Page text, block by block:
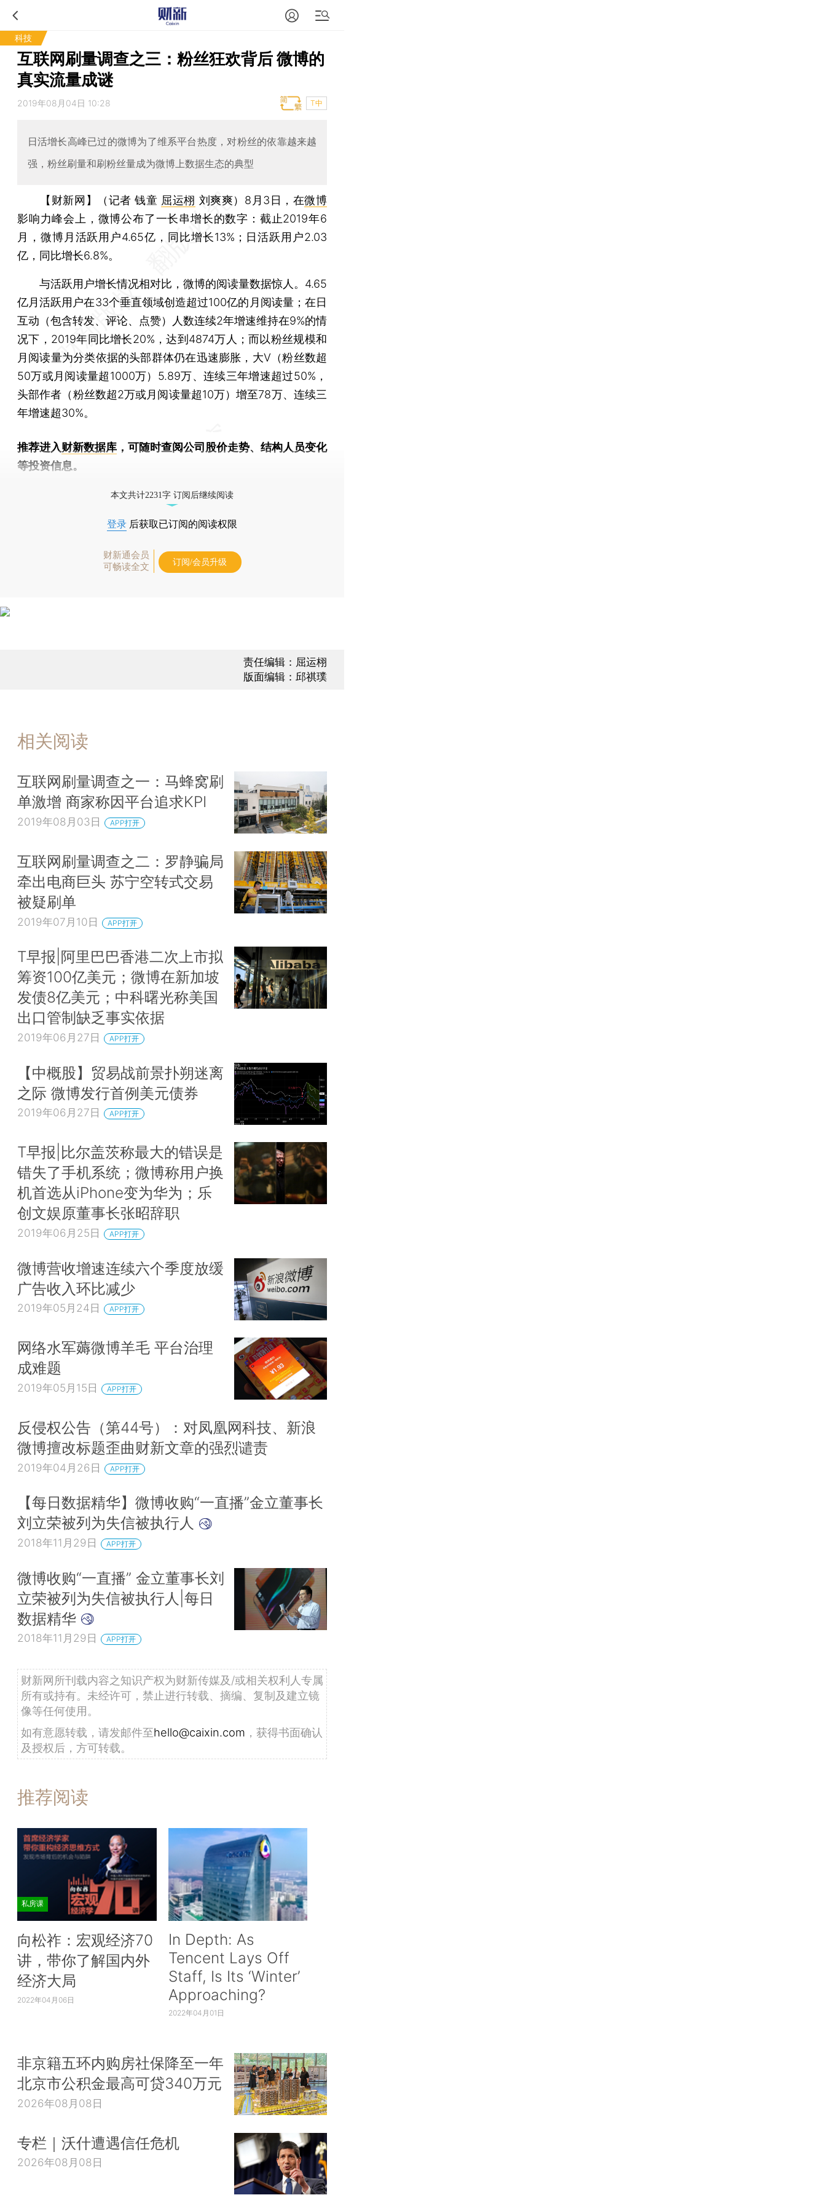
科技
互联网刷量调查之三：粉丝狂欢背后 微博的
真实流量成谜
2019年08月04日 10:28 T中
日活增长高峰已过的微博为了维系平台热度，对粉丝的依靠越来越
强，粉丝刷量和刷粉丝量成为微博上数据生态的典型
【财新网】（记者 钱童 屈运栩 刘爽爽） 8月3日，在微博
影响力峰会上，微博公布了一长串增长的数字：截止2019年6
月，微博月活跃用户4.65亿，同比增长13%；日活跃用户2.03
亿，同比增长6.8%。
与活跃用户增长情况相对比，微博的阅读量数据惊人。4.65
亿月活跃用户在33个垂直领域创造超过100亿的月阅读量；在日
互动（包含转发、评论、点赞）人数连续2年增速维持在9%的情
况下，2019年同比增长20%，达到4874万人；而以粉丝规模和
月阅读量为分类依据的头部群体仍在迅速膨胀，大V（粉丝数超
50万或月阅读量超1000万）5.89万、连续三年增速超过50%，
头部作者（粉丝数超2万或月阅读量超10万）增至78万、连续三
年增速超30%。
推荐进入财新数据库 ，可随时查阅公司股价走势、结构人员变化
等投资信息。
本文共计2231字 订阅后继续阅读
登录 后获取已订阅的阅读权限
财新通会员
可畅读全文
订阅/会员升级
责任编辑：屈运栩
版面编辑：邱祺璞
相关阅读
互联网刷量调查之一：马蜂窝刷
单激增 商家称因平台追求KPI
2019年08月03日 APP打开
互联网刷量调查之二：罗静骗局
牵出电商巨头 苏宁空转式交易
被疑刷单
2019年07月10日 APP打开
T早报|阿里巴巴香港二次上市拟
筹资100亿美元；微博在新加坡
发债8亿美元；中科曙光称美国
出口管制缺乏事实依据
2019年06月27日 APP打开
【中概股】贸易战前景扑朔迷离
之际 微博发行首例美元债券
2019年06月27日 APP打开
T早报|比尔盖茨称最大的错误是
错失了手机系统；微博称用户换
机首选从iPhone变为华为；乐
创文娱原董事长张昭辞职
2019年06月25日 APP打开
微博营收增速连续六个季度放缓
广告收入环比减少
2019年05月24日 APP打开
网络水军薅微博羊毛 平台治理
成难题
2019年05月15日 APP打开
反侵权公告（第44号）：对凤凰网科技、新浪
微博擅改标题歪曲财新文章的强烈谴责
2019年04月26日 APP打开
【每日数据精华】微博收购“一直播”金立董事长
刘立荣被列为失信被执行人
2018年11月29日 APP打开
微博收购“一直播” 金立董事长刘
立荣被列为失信被执行人|每日
数据精华
2018年11月29日 APP打开
财新网所刊载内容之知识产权为财新传媒及/或相关权利人专属
所有或持有。未经许可，禁止进行转载、摘编、复制及建立镜
像等任何使用。
如有意愿转载，请发邮件至hello@caixin.com ，获得书面确认
及授权后，方可转载。
推荐阅读
私房课
向松祚：宏观经济70
讲，带你了解国内外
经济大局
2022年04月06日
In Depth: As
Tencent Lays Off
Staff, Is Its ‘Winter’
Approaching?
2022年04月01日
非京籍五环内购房社保降至一年
北京市公积金最高可贷340万元
2026年08月08日
专栏｜沃什遭遇信任危机
2026年08月08日